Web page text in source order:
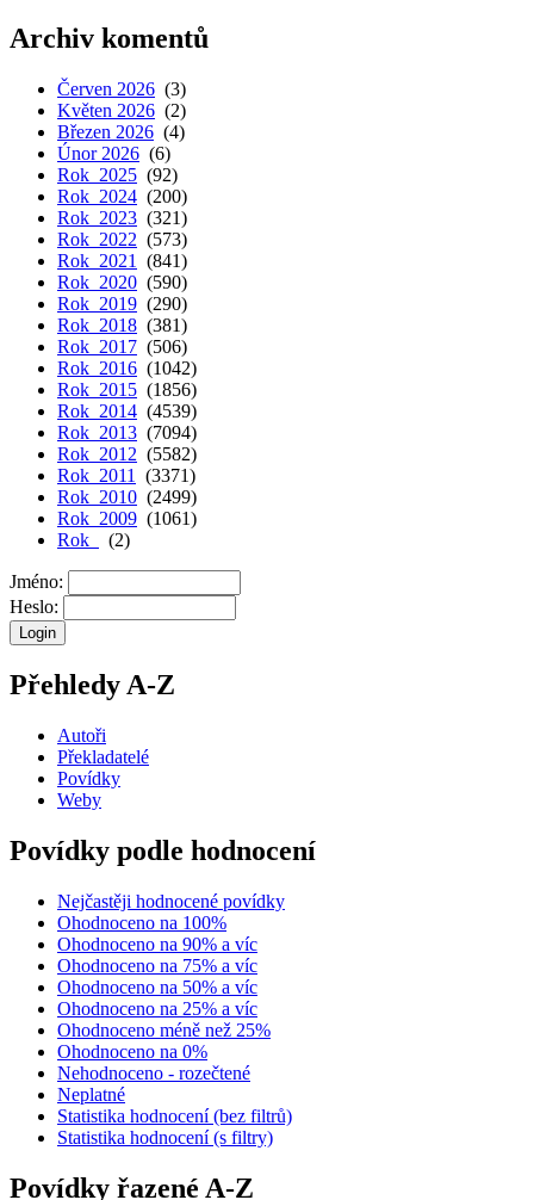
Archiv komentů
Červen 2026 (3)
Květen 2026 (2)
Březen 2026 (4)
Únor 2026 (6)
Rok 2025 (92)
Rok 2024 (200)
Rok 2023 (321)
Rok 2022 (573)
Rok 2021
(841)
Rok 2020 (590)
Rok 2019 (290)
Rok 2018 (381)
Rok 2017 (506)
Rok 2016 (1042)
Rok 2015 (1856)
Rok 2014 (4539)
Rok 2013 (7094)
Rok 2012 (5582)
Rok 2011
(3371)
Rok 2010 (2499)
Rok 2009 (1061)
Rok
(2)
Jméno:
Heslo:
Přehledy A-Z
Autoři
Překladatelé
Povídky
Weby
Povídky podle hodnocení
Nejčastěji hodnocené povídky
Ohodnoceno na 100%
Ohodnoceno na 90% a víc
Ohodnoceno na 75% a víc
Ohodnoceno na 50% a víc
Ohodnoceno na 25% a víc
Ohodnoceno méně než 25%
Ohodnoceno na 0%
Nehodnoceno - rozečtené
Neplatné
Statistika hodnocení (bez filtrů)
Statistika hodnocení (s filtry)
Povídky řazené A-Z